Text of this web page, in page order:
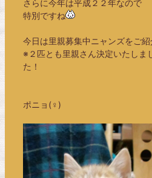
さらに今年は平成２２年なので
特別ですね
今日は里親募集中ニャンズをご
※２匹とも里親さん決定いたしま
た！
ポニョ(♀)